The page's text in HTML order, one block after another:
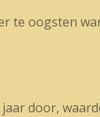
te oogsten
door,